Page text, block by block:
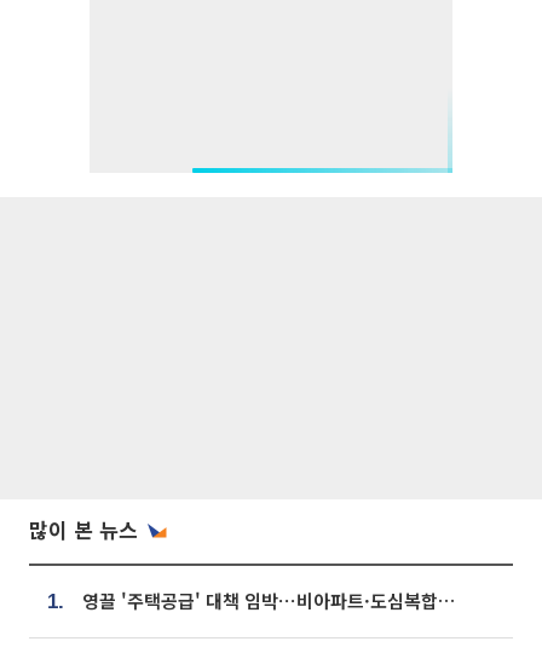
많이 본 뉴스
1. 영끌 '주택공급' 대책 임박⋯비아파트·도심복합까지 총동원